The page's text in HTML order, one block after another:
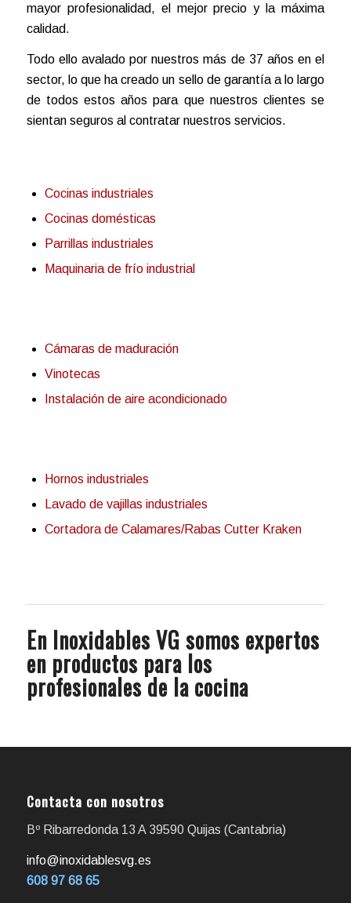
mayor profesionalidad, el mejor precio y la máxima
calidad.
Todo ello avalado por nuestros más de 37 años en el
sector, lo que ha creado un sello de garantía a lo largo
de todos estos años para que nuestros clientes se
sientan seguros al contratar nuestros servicios.
Cocinas industriales
Cocinas domésticas
Parrillas industriales
Maquinaria de frío industrial
Cámaras de maduración
Vinotecas
Instalación de aire acondicionado
Hornos industriales
Lavado de vajillas industriales
Cortadora de Calamares/Rabas Cutter Kraken
En Inoxidables VG somos expertos
en productos para los
profesionales de la cocina
Contacta con nosotros
Bº Ribarredonda 13 A 39590 Quijas (Cantabria)
info@inoxidablesvg.es
608 97 68 65